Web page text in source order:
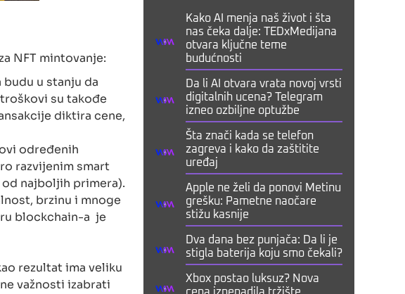
NFT mintovanje:
u stanju da
su takođe
diktira cene,
određenih
razvijenim smart
najboljih primera).
brzinu i mnoge
blockchain-a je
rezultat ima veliku
važnosti izabrati
Kako AI menja naš život i šta
nas čeka dalje: TEDxMedijana
otvara ključne teme
budućnosti
Da li AI otvara vrata novoj vrsti
digitalnih ucena? Telegram
izneo ozbiljne optužbe
Šta znači kada se telefon
zagreva i kako da zaštitite
uređaj
Apple ne želi da ponovi Metinu
grešku: Pametne naočare
stižu kasnije
Dva dana bez punjača: Da li je
stigla baterija koju smo čekali?
Xbox postao luksuz? Nova